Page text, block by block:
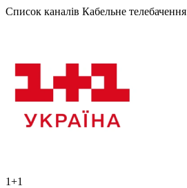
Список каналів Кабельне телебачення
1+1